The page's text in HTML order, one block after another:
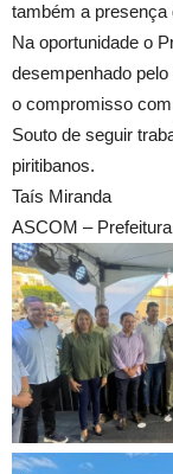
também a presença
Na oportunidade o
desempenhado
o compromisso
Souto de seguir
piritibanos.
Taís Miranda
ASCOM –